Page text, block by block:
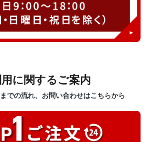
に関するご案内
での流れ、お問い合わせはこちらから